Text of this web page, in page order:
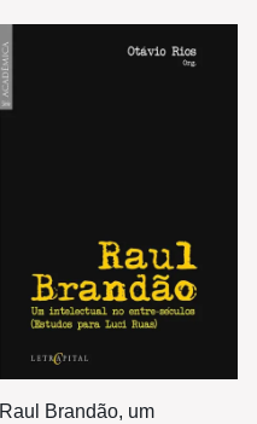
Raul Brandão, um